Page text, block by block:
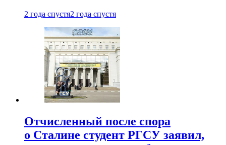
2 года спустя2 года спустя
Отчисленный после спора
о Сталине студент РГСУ заявил,